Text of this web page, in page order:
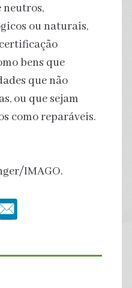
ou naturais,
bens que
que não
ou que sejam
como reparáveis.
IMAGO.